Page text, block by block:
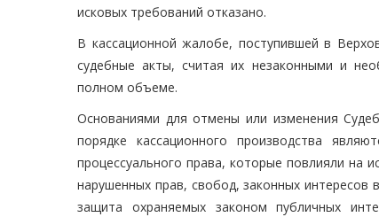
исковых требований отказано.
В кассационной жалобе, поступившей в
судебные акты, считая их незаконными и
полном объеме.
Основаниями для отмены или изменения
порядке кассационного производства
процессуального права, которые повлияли на
нарушенных прав, свобод, законных интересов
защита охраняемых законом публичных